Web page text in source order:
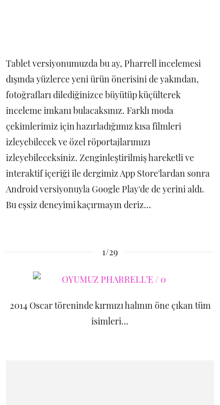
Tablet versiyonumuzda bu ay, Pharrell incelemesi
dışında yüzlerce yeni ürün önerisini de yakından,
fotoğrafları dilediğinizce büyütüp küçülterek
inceleme imkanı bulacaksınız. Farklı moda
çekimlerimiz için hazırladığımız kısa filmleri
izleyebilecek ve özel röportajlarımızı
izleyebileceksiniz. Zenginleştirilmiş hareketli ve
interaktif içeriği ile dergimiz App Store'lardan sonra
Android versiyonuyla Google Play'de de yerini aldı.
Bu eşsiz deneyimi kaçırmayın deriz...
1/29
2014 Oscar töreninde kırmızı halının öne çıkan tüm
isimleri...